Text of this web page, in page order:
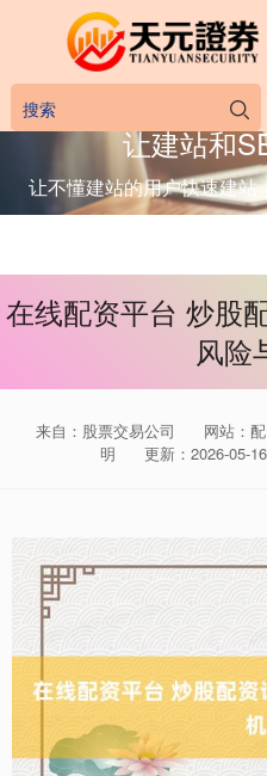
让建站和
让不懂建站的用户快速建
在线配资平台 炒股
风险
来自：股票交易公司
网站：
明
更新：2026-05-